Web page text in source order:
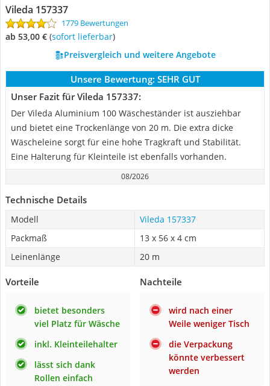
Vileda 157337
1779 Bewertungen
ab 53,00 € ( Sofort lieferbar)
Preisvergleich und weitere Angebote
Unsere Bewertung: SEHR GUT
Unser Fazit für Vileda 157337:
Der Vileda Aluminium 100 Wäscheständer ist ausziehbar
und bietet eine Trockenlänge von 20 m. Die extra dicke
Wäscheleine sorgt für eine hohe Tragkraft und Stabilität.
Eine Halterung für Kleinteile ist ebenfalls vorhanden.
08/2026
Technische Details
Modell
Vileda 157337
Packmaß
13 x 56 x 4 cm
Leinenlänge
20 m
Vorteile
bietet besonders
viel Platz für Wäsche
inkl. Kleinteilehalter
lässt sich dank
Rollen einfach
Nachteile
wird nach einer
Weile weniger Tisch
die Verpackung
könnte verbessert
werden